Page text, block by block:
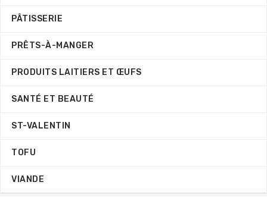
PÂTISSERIE
PRÊTS-À-MANGER
PRODUITS LAITIERS ET ŒUFS
SANTÉ ET BEAUTÉ
ST-VALENTIN
TOFU
VIANDE